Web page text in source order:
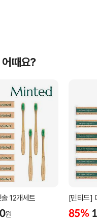
때요?
12개세트
원
[민티드]
85%